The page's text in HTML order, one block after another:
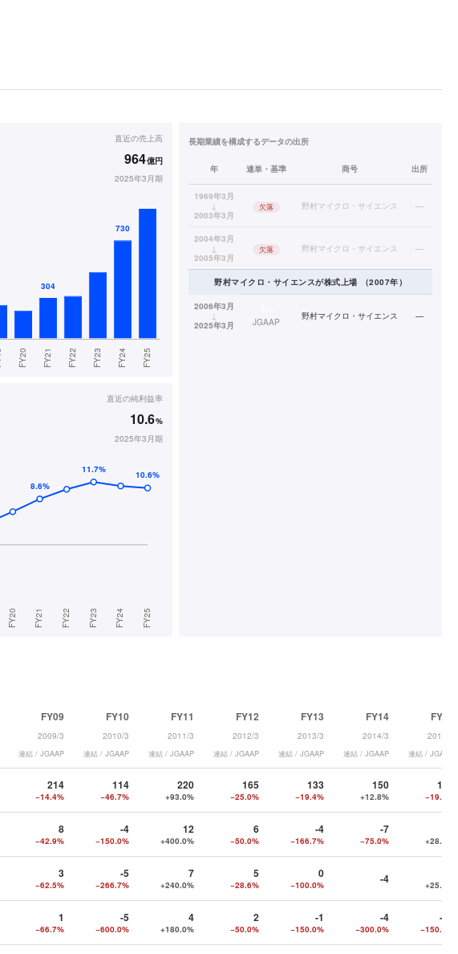
直近の売上高
964億円
2025年3月期
直近の純利益率
10.6%
2025年3月期
長期業績を構成するデータの出所
年 連単・基準 商号 出所
1969年3月
↓
2003年3月
欠落 野村マイクロ・サイエンス —
2004年3月
↓
2005年3月
欠落 野村マイクロ・サイエンス —
野村マイクロ・サイエンスが株式上場 （2007年）
2006年3月
↓
2025年3月
JGAAP
野村マイクロ・サイエンス —
FY09
2009/3
連結 / JGAAP
FY10
2010/3
連結 / JGAAP
FY11
2011/3
連結 / JGAAP
FY12
2012/3
連結 / JGAAP
FY13
2013/3
連結 / JGAAP
FY14
2014/3
連結 / JGAAP
FY15
2015/3
連結 / JGAAP
214
−14.4%
114
−46.7%
220
+93.0%
165
−25.0%
133
−19.4%
150
+12.8%
121
−19.3%
8
−42.9%
-4
−150.0%
12
+400.0%
6
−50.0%
-4
−166.7%
-7
−75.0% +28.6%
3
−62.5%
-5
−266.7%
7
+240.0%
5
−28.6%
0
−100.0% -4 +25.0%
1
−66.7%
-5
−600.0%
4
+180.0%
2
−50.0%
-1
−150.0%
-4
−300.0%
-10
−150.0%